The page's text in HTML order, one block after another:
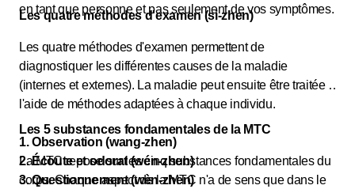
en tant que personne et pas seulement de vos symptômes.
Les quatre méthodes d'examen (si-zhen)
Les quatre méthodes d'examen permettent de
diagnostiquer les différentes causes de la maladie
(internes et externes). La maladie peut ensuite être traitée à
l'aide de méthodes adaptées à chaque individu.
1. Observation (wang-zhen)
2. Écoute et odorat (wén-zhen)
3. Questionnement (wèn-zhen)
Les 5 substances fondamentales de la MTC
La MTC repose sur les cinq substances fondamentales du
corps. Chaque aspect de la MTC n'a de sens que dans le